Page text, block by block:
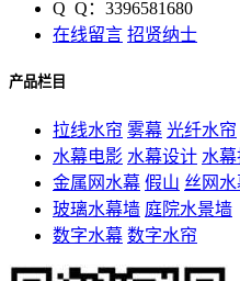
Q Q：3396581680
在线留言 招贤纳士
产品栏目
拉线水帘 雾幕 光纤水帘
水幕电影 水幕设计 水
金属网水幕 假山 丝网
玻璃水幕墙 庭院水景墙
数字水幕 数字水帘